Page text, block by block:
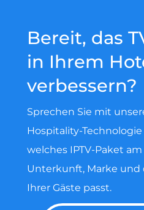
Bereit, das
in Ihrem
verbessern?
Sprechen Sie mit
Hospitality-
welches IPTV-Paket
Unterkunft, Marke
Ihrer Gäste passt.